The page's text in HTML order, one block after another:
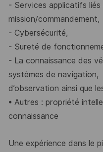
- Services applicatifs
mission/commandement,
- Cybersécurité,
- Sureté de
- La connaissance des
systèmes de navigation,
d’observation ainsi que
• Autres : propriété
connaissance
Une expérience dans le